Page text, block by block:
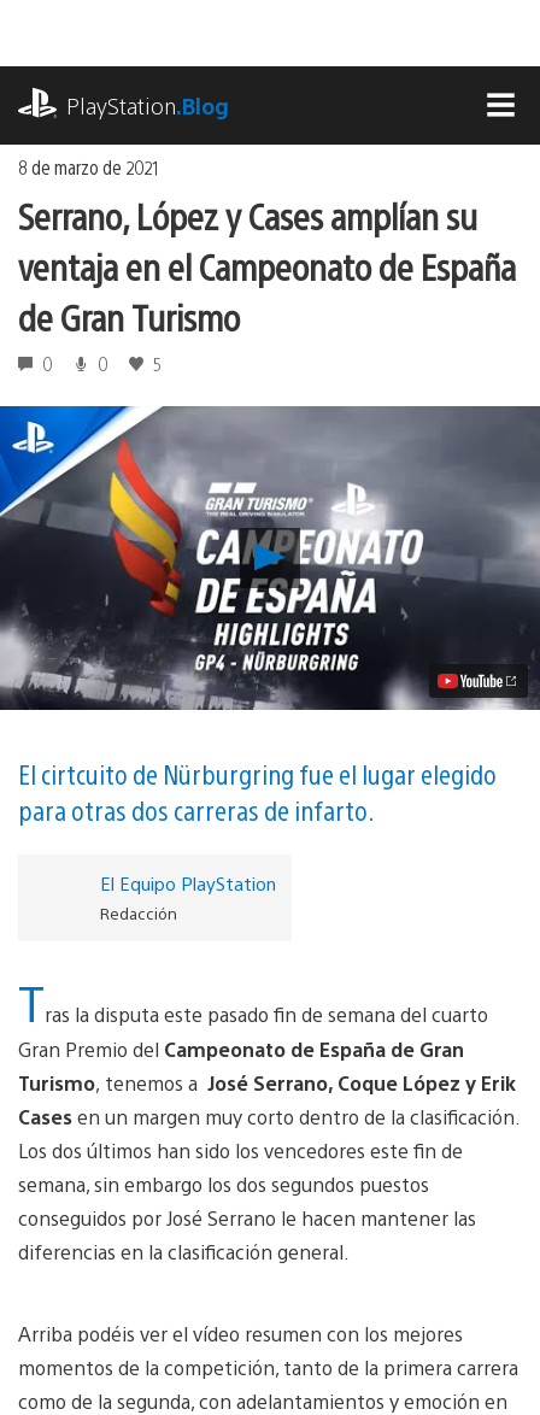
contenido
PlayStation.Blog
8 de marzo de 2021
Serrano, López y Cases amplían su
ventaja en el Campeonato de España
de Gran Turismo
0 0 5
Reproducir
Serrano,
López
y
Cases
amplían
su
ventaja
Campeonato
de
España
El cirtcuito de Nürburgring fue el lugar elegido
para otras dos carreras de infarto.
El Equipo PlayStation
Redacción
Tras la disputa este pasado fin de semana del cuarto
Gran Premio del Campeonato de España de Gran
Turismo, tenemos a José Serrano, Coque López y Erik
Casesen un margen muy corto dentro de la clasificación.
Los dos últimos han sido los vencedores este fin de
semana, sin embargo los dos segundos puestos
conseguidos por José Serrano le hacen mantener las
diferencias en la clasificación general.
Arriba podéis ver el vídeo resumen con los mejores
momentos de la competición, tanto de la primera carrera
como de la segunda, con adelantamientos y emoción en